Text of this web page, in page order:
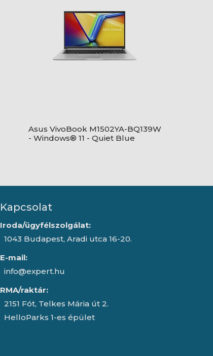
Asus VivoBook M1502YA-BQ139W
- Windows® 11 - Quiet Blue
Kapcsolat
Iroda/ügyfélszolgálat:
1043 Budapest, Aradi utca 16-20.
E-mail:
info@expert.hu
RMA/raktár:
2151 Fót, Telkes Mária út 2.
HelloParks 1-es épület